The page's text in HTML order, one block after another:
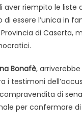
riempito le liste
essere l’unica in
di Caserta,
Bonafè,
i testimoni
di
per confermare